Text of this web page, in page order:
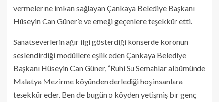
vermelerine imkan sağlayan Çankaya Belediye Başkanı
Hüseyin Can Güner’e ve emeği geçenlere teşekkür etti.
Sanatseverlerin ağır ilgi gösterdiği konserde koronun
seslendirdiği modüllere eşlik eden Çankaya Belediye
Başkanı Hüseyin Can Güner, “Ruhi Su Semahlar albümünde
Malatya Mezirme köyünden derlediği hoş insanlara
teşekkür eder. Ben de bugün o köyden yetişmiş bir genç